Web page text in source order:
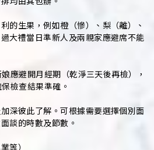
的生果，例如橙（慘）、梨（離）、
大禮當日準新人及兩親家應避席不能
應避開月經期（乾淨三天後再檢），
檢查結果準確。
深彼此了解。可根據需要選擇個別面
談的時數及節數。
等）